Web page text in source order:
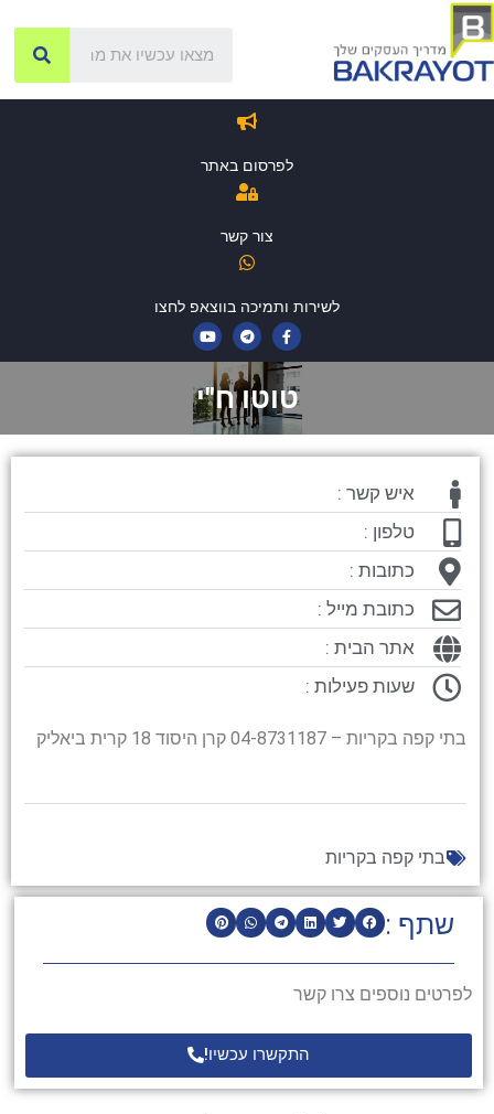
לפרסום באתר
צור קשר
לשירות ותמיכה בווצאפ לחצו
טוטו ח"י
שתף :
לפרטים נוספים צרו קשר
התקשרו עכשיו!
איש קשר :
טלפון :
כתובות :
כתובת מייל :
אתר הבית :
שעות פעילות :
בתי קפה בקריות – 04-8731187 קרן היסוד 18 קרית ביאליק
בתי קפה בקריות